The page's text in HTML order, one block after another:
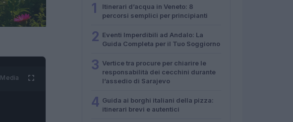
Media
1
Itinerari d’acqua in Veneto: 8
percorsi semplici per principianti
2 Eventi Imperdibili ad Andalo: La
Guida Completa per il Tuo Soggiorno
3 Vertice tra procure per chiarire le
responsabilità dei cecchini durante
l’assedio di Sarajevo
4 Guida ai borghi italiani della pizza:
itinerari brevi e autentici